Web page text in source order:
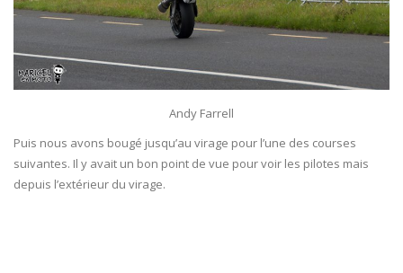
Andy Farrell
Puis nous avons bougé jusqu’au virage pour l’une des courses
suivantes. Il y avait un bon point de vue pour voir les pilotes mais
depuis l’extérieur du virage.